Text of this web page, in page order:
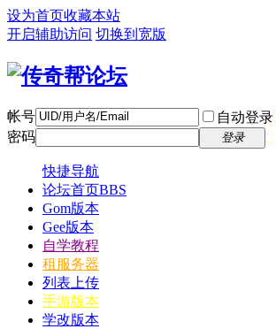
设为首页收藏本站
开启辅助访问 切换到宽版
帐号 自动登录
密码
登录
快捷导航
论坛首页BBS
Gom版本
Gee版本
自学教程
租服务器
列表上传
手游版本
学改版本